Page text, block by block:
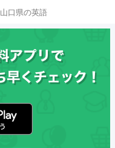
山口県の英語